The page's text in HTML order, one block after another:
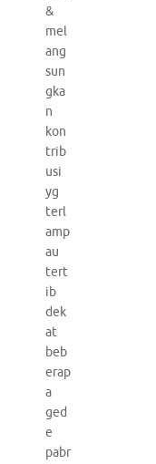
&
mel
ang
sun
gka
n
kon
trib
usi
yg
terl
amp
au
tert
ib
dek
at
beb
erap
a
ged
e
pabr